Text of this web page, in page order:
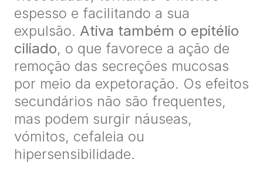
espesso e facilitando a sua
expulsão. Ativa também o epitélio
ciliado, o que favorece a ação de
remoção das secreções mucosas
por meio da expetoração. Os efeitos
secundários não são frequentes,
mas podem surgir náuseas,
vómitos, cefaleia ou
hipersensibilidade.